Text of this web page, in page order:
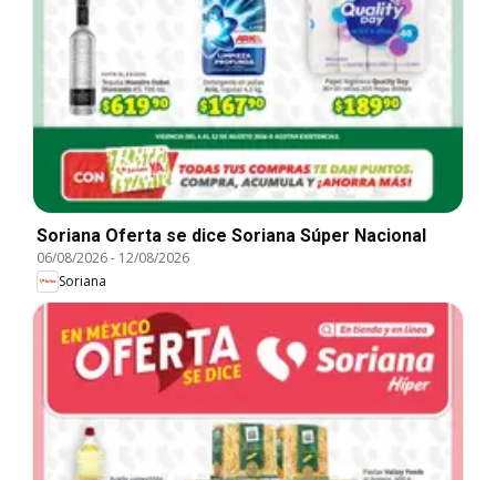
Soriana Oferta se dice Soriana Súper Nacional
06/08/2026- 12/08/2026
Soriana